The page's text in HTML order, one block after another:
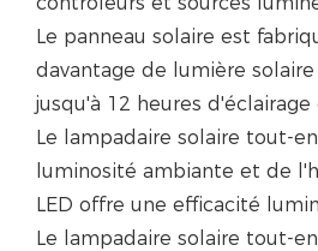
Le panneau solaire est
davantage de lumière
jusqu'à 12 heures
Le lampadaire solaire tout-
luminosité ambiante et de
LED offre une efficacité
Le lampadaire solaire tout-